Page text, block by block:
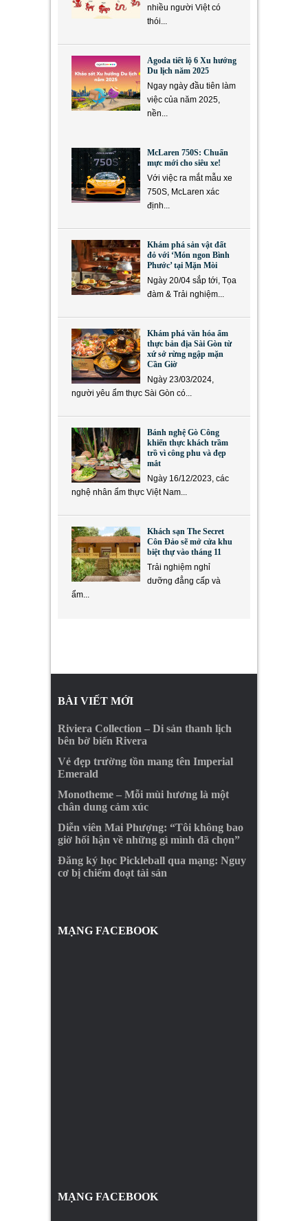
nhiều người Việt có
thói...
Agoda tiết lộ 6 Xu hướng
Du lịch năm 2025
Ngay ngày đầu tiên làm
việc của năm 2025,
nền...
McLaren 750S: Chuẩn
mực mới cho siêu xe!
Với việc ra mắt mẫu xe
750S, McLaren xác
định...
Khám phá sản vật đất
đỏ với ‘Món ngon Bình
Phước’ tại Mặn Mòi
Ngày 20/04 sắp tới, Tọa
đàm & Trải nghiệm...
Khám phá văn hóa ẩm
thực bản địa Sài Gòn từ
xứ sở rừng ngập mặn
Cần Giờ
Ngày 23/03/2024,
người yêu ẩm thực Sài Gòn có...
Bánh nghệ Gò Công
khiến thực khách trầm
trồ vì công phu và đẹp
mắt
Ngày 16/12/2023, các
nghệ nhân ẩm thực Việt Nam...
Khách sạn The Secret
Côn Đảo sẽ mở cửa khu
biệt thự vào tháng 11
Trải nghiệm nghỉ
dưỡng đẳng cấp và
ẩm...
BÀI VIẾT MỚI
Riviera Collection – Di sản thanh lịch
bên bờ biển Rivera
Vẻ đẹp trường tồn mang tên Imperial
Emerald
Monotheme – Mỗi mùi hương là một
chân dung cảm xúc
Diễn viên Mai Phượng: “Tôi không bao
giờ hối hận về những gì mình đã chọn”
Đăng ký học Pickleball qua mạng: Nguy
cơ bị chiếm đoạt tài sản
MẠNG FACEBOOK
MẠNG FACEBOOK